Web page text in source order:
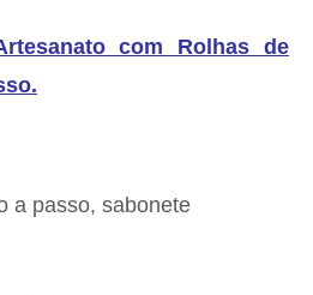
com Rolhas de
.
a passo, sabonete